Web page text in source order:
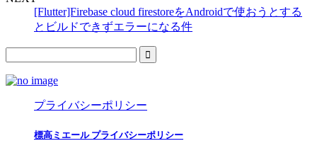
[Flutter]Firebase cloud firestoreをAndroidで使おうとする
とビルドできずエラーになる件
プライバシーポリシー
標高ミエール プライバシーポリシー